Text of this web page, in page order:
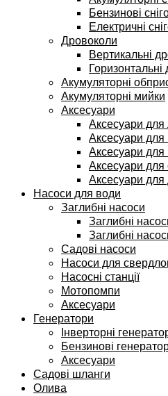
Бензинові
Електричні
Дровоколи
Вертикальні
Акумуляторні
Акумуляторні мийки
Аксесуари
Аксесуари
Аксесуари для
Аксесуари для
Аксесуари для
Аксесуари для
Насоси для води
Заглибні насоси
Заглибні
Заглибні
Садові насоси
Насоси для
Насосні станції
Мотопомпи
Аксесуари
Генератори
Інверторні
Бензинові
Аксесуари
Садові шланги
Олива